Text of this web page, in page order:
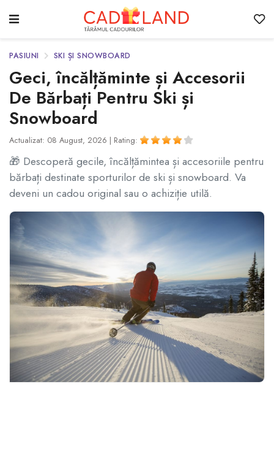
PASIUNI SKI ȘI SNOWBOARD
Geci, încălțăminte și Accesorii
De Bărbați Pentru Ski și
Snowboard
Actualizat: 08 August, 2026 | Rating:
🎁 Descoperă gecile, încălțămintea și accesoriile pentru
bărbați destinate sporturilor de ski și snowboard. Va
deveni un cadou original sau o achiziție utilă.